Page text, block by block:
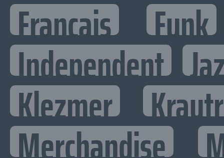
Francais Funk
Independent
Klezmer